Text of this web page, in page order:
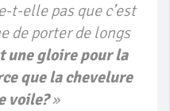
t-elle pas que c’est
de porter de longs
une gloire pour la
que la chevelure
voile?»